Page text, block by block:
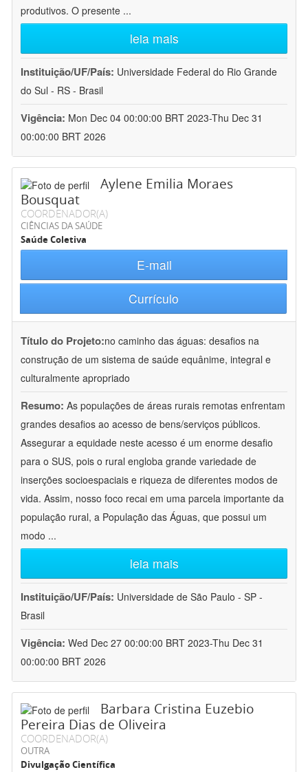
produtivos. O presente ...
leia mais
Instituição/UF/País: Universidade Federal do Rio Grande
do Sul - RS - Brasil
Vigência: Mon Dec 04 00:00:00 BRT 2023-Thu Dec 31
00:00:00 BRT 2026
Aylene Emilia Moraes
Bousquat
COORDENADOR(A)
CIÊNCIAS DA SAÚDE
Saúde Coletiva
E-mail
Currículo
Título do Projeto:no caminho das águas: desafios na
construção de um sistema de saúde equânime, integral e
culturalmente apropriado
Resumo: As populações de áreas rurais remotas enfrentam
grandes desafios ao acesso de bens/serviços públicos.
Assegurar a equidade neste acesso é um enorme desafio
para o SUS, pois o rural engloba grande variedade de
inserções socioespaciais e riqueza de diferentes modos de
vida. Assim, nosso foco recai em uma parcela importante da
população rural, a População das Águas, que possui um
modo ...
leia mais
Instituição/UF/País: Universidade de São Paulo - SP -
Brasil
Vigência: Wed Dec 27 00:00:00 BRT 2023-Thu Dec 31
00:00:00 BRT 2026
Barbara Cristina Euzebio
Pereira Dias de Oliveira
COORDENADOR(A)
OUTRA
Divulgação Científica